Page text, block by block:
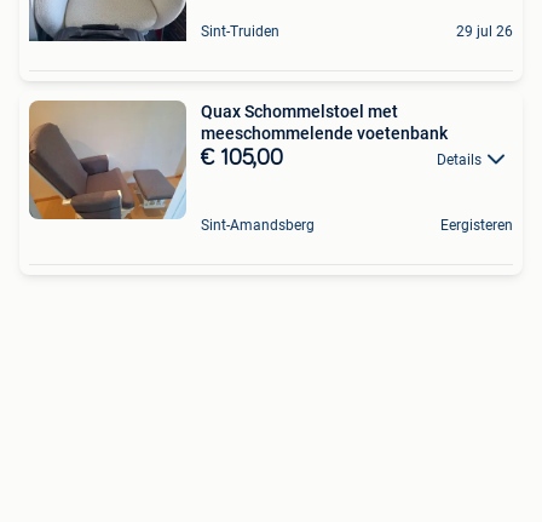
Sint-Truiden 29 jul 26
Quax Schommelstoel met
meeschommelende voetenbank
€ 105,00 Details
Sint-Amandsberg Eergisteren